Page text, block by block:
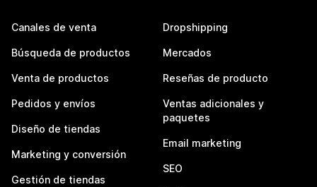
Canales de venta
Búsqueda de productos
Venta de productos
Pedidos y envíos
Diseño de tiendas
Marketing y conversión
Gestión de tiendas
Dropshipping
Mercados
Reseñas de producto
Ventas adicionales y
paquetes
Email marketing
SEO